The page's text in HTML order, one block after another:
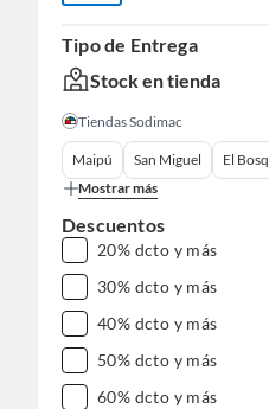
Tipo de Entrega
Stock en tienda
Tiendas Sodimac
Maipú San Miguel El
Mostrar más
Descuentos
20% dcto y más
30% dcto y más
40% dcto y más
50% dcto y más
60% dcto y más